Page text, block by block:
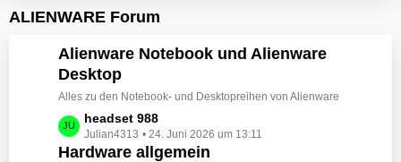
ä
e
e
t
r
ä
g
e
z
e
B
e
i
t
r
ä
ALIENWARE Forum
Alienware Notebook und Alienware
Desktop
Alles zu den Notebook- und Desktopreihen von Alienware
L
e
t
headset 988
Julian4313 24. Juni 2026 um 13:11
Hardware allgemein